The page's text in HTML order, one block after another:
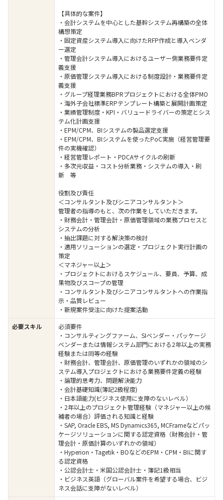
【具体的な案件】
・会計システムを中心とした基幹システム再構築の全体
構想策定
・固定資産システム導入に向けたRFP作成と導入ベンダ
ー選定
・管理会計システム導入におけるユーザー側業務要件定
義支援
・原価管理システム導入における制度設計・業務要件定
義支援
・グループ経理業務BPRプロジェクトにおける全体PMO
・海外子会社標準ERPテンプレート構築と展開計画策定
・業績管理制度・KPI・バリュードライバーの策定とシス
テム化計画支援
・EPM/CPM、BIシステムの製品選定支援
・EPM/CPM、BIシステムを使ったPoC実施（経営管理要
件の実機確認）
・経営管理レポート・PDCAサイクルの刷新
・多次元収益・コスト分析業務・システムの導入・刷
新 等
役割及び責任
＜コンサルタント及びシニアコンサルタント＞
管理者の指導のもと、次の作業をしていただきます。
・財務会計・管理会計・原価管理領域の業務プロセスと
システムの分析
・抽出課題に対する解決策の検討
・適用ソリューションの選定・プロジェクト実行計画の
策定
＜マネジャー以上＞
・プロジェクトにおけるスケジュール、要員、予算、成
果物及びスコープの管理
・コンサルタント及びシニアコンサルタントへの作業指
示・品質レビュー
・新規案件受注に向けた提案活動
必要スキル
必須要件
・コンサルティングファーム、SIベンダー・パッケージ
ベンダーまたは情報システム部門における2年以上の実務
経験または同等の経験
・財務会計、管理会計、原価管理のいずれかの領域のシ
ステム導入プロジェクトにおける業務要件定義の経験
・論理的思考力、問題解決能力
・会計基礎知識(簿記2級程度)
・日本語能力(ビジネス使用に支障のないレベル）
・2年以上のプロジェクト管理経験（マネジャー以上の候
補者の場合）評価される知識と経験
・SAP, Oracle EBS, MS Dynamics365, MCFrameなどパッ
ケージソリューションに関する認定資格（財務会計・管
理会計・原価計算のいずれかの領域）
・Hyperion・Tagetik・BOなどのEPM・CPM・BIに関す
る認定資格
・公認会計士・米国公認会計士・簿記1級相当
・ビジネス英語（グローバル案件を希望する場合、ビジ
ネス会話に支障がないレベル）